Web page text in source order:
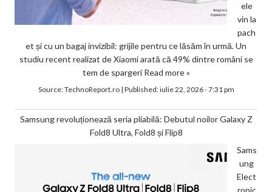
ele
vin la
pach
et și cu un bagaj invizibil: grijile pentru ce lăsăm în urmă. Un
studiu recent realizat de Xiaomi arată că 49% dintre români se
tem de spargeri Read more »
Source:TechnoReport.ro| Published:iulie 22, 2026 - 7:31 pm
Samsung revoluționează seria pliabilă: Debutul noilor Galaxy Z
Fold8 Ultra, Fold8 și Flip8
Sams
ung
Elect